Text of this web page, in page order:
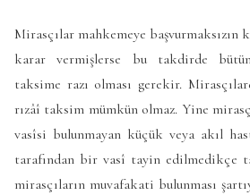
Mirasçılar mahkemeye başvurmaksızın
karar vermişlerse bu takdirde
taksime razı olması gerekir.
rızâî taksim mümkün olmaz. Yine
vasîsi bulunmayan küçük veya akıl
tarafından bir vasî tayin edilmedikçe
mirasçıların muvafakati bulunması